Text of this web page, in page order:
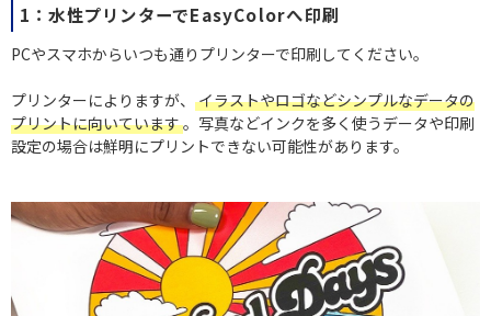
1：水性プリンターでEasyColorへ印刷
PCやスマホからいつも通りプリンターで印刷してください。
プリンターによりますが、
イラストやロゴなどシンプルなデータの
プリントに向いています。写真などインクを多く使うデータや印刷
設定の場合は鮮明にプリントできない可能性があります。